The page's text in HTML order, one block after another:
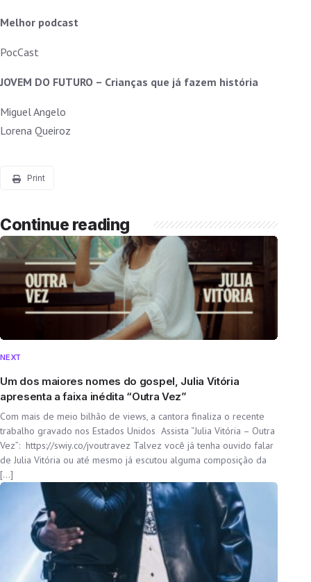
Melhor podcast
PocCast
JOVEM DO FUTURO – Crianças que já fazem história
Miguel Angelo
Lorena Queiroz
Print
Continue reading
NEXT
Um dos maiores nomes do gospel, Julia Vitória
apresenta a faixa inédita “Outra Vez”
Com mais de meio bilhão de views, a cantora finaliza o recente
trabalho gravado nos Estados Unidos Assista “Julia Vitória – Outra
Vez”: https://swiy.co/jvoutravez Talvez você já tenha ouvido falar
de Julia Vitória ou até mesmo já escutou alguma composição da
[…]